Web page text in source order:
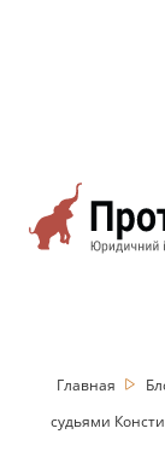
Главная
судьями